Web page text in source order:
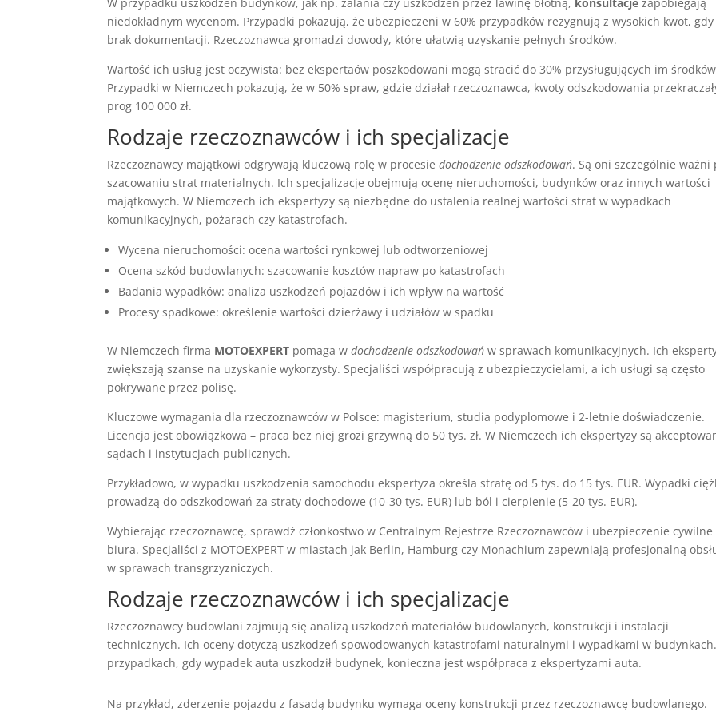
niedokładnym wycenom. Przypadki pokazują, że ubezpieczeni w 60% przypadków rezygnują z wysokich kwot, gdy
brak dokumentacji. Rzeczoznawca gromadzi dowody, które ułatwią uzyskanie pełnych środków.
Wartość ich usług jest oczywista: bez ekspertaów poszkodowani mogą stracić do 30% przysługujących im
Przypadki w Niemczech pokazują, że w 50% spraw, gdzie działał rzeczoznawca, kwoty odszkodowania
prog 100 000 zł.
Rodzaje rzeczoznawców i ich specjalizacje
Rzeczoznawcy majątkowi odgrywają kluczową rolę w procesiedochodzenie odszkodowań. Są oni szczególnie ważni
szacowaniu strat materialnych. Ich specjalizacje obejmują ocenę nieruchomości, budynków oraz innych wartości
majątkowych. W Niemczech ich ekspertyzy są niezbędne do ustalenia realnej wartości strat w wypadkach
komunikacyjnych, pożarach czy katastrofach.
Wycena nieruchomości: ocena wartości rynkowej lub odtworzeniowej
Ocena szkód budowlanych: szacowanie kosztów napraw po katastrofach
Badania wypadków: analiza uszkodzeń pojazdów i ich wpływ na wartość
Procesy spadkowe: określenie wartości dzierżawy i udziałów w spadku
W Niemczech firma MOTOEXPERT pomaga wdochodzenie odszkodowań w sprawach komunikacyjnych. Ich
zwiększają szanse na uzyskanie wykorzysty. Specjaliści współpracują z ubezpieczycielami, a ich usługi są często
pokrywane przez polisę.
Kluczowe wymagania dla rzeczoznawców w Polsce: magisterium, studia podyplomowe i 2-letnie doświadczenie.
Licencja jest obowiązkowa – praca bez niej grozi grzywną do 50 tys. zł. W Niemczech ich ekspertyzy są
sądach i instytucjach publicznych.
Przykładowo, w wypadku uszkodzenia samochodu ekspertyza określa stratę od 5 tys. do 15 tys. EUR. Wypadki
prowadzą do odszkodowań za straty dochodowe (10-30 tys. EUR) lub ból i cierpienie (5-20 tys. EUR).
Wybierając rzeczoznawcę, sprawdź członkostwo w Centralnym Rejestrze Rzeczoznawców i ubezpieczenie cywilne
biura. Specjaliści z MOTOEXPERT w miastach jak Berlin, Hamburg czy Monachium zapewniają profesjonalną
w sprawach transgrzyzniczych.
Rodzaje rzeczoznawców i ich specjalizacje
Rzeczoznawcy budowlani zajmują się analizą uszkodzeń materiałów budowlanych, konstrukcji i instalacji
technicznych. Ich oceny dotyczą uszkodzeń spowodowanych katastrofami naturalnymi i wypadkami w
przypadkach, gdy wypadek auta uszkodził budynek, konieczna jest współpraca z ekspertyzami auta.
Na przykład, zderzenie pojazdu z fasadą budynku wymaga oceny konstrukcji przez rzeczoznawcę budowlanego.